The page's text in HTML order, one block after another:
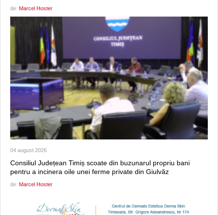
de: Marcel Hoster
04 august 2026
Consiliul Județean Timiș scoate din buzunarul propriu bani
pentru a incinera oile unei ferme private din Giulvăz
de: Marcel Hoster